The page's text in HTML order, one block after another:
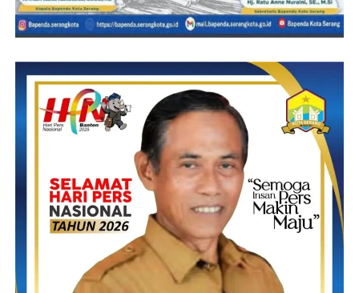
kemudian selesai, lantas aspek hukum dan tatanan aturannya
bagaimana, kami minta untuk ditindak sesuai aturan yang
R.Haryanto